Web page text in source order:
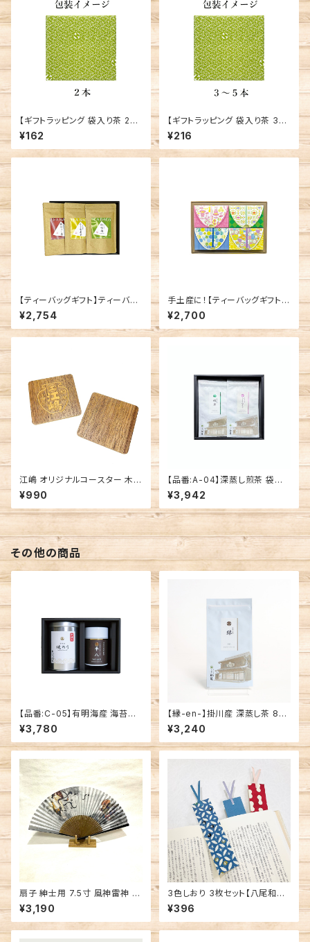
【ギフトラッピング 袋入り茶 2本
用（横並び）】※箱入りギフトの
場合は不要※
¥162
【ギフトラッピング 袋入り茶 3～
5本用】※箱入りギフトの場合は
不要※
¥216
【ティーバッグギフト】ティーバッ
グ 3種セット
¥2,754
手土産に！【ティーバッグギフト】
いろ色小箱 4種セット
¥2,700
江嶋 オリジナルコースター 木工
品
¥990
【品番:A-04】深蒸し煎茶 袋入
「緑翠･さえみどり」箱入りギフト
¥3,942
その他の商品
【品番:C-05】有明海産 海苔
(小) 1缶・深蒸し煎茶 「平八」 1
缶セット
¥3,780
【縁-en-】掛川産 深蒸し茶 80
g袋入
¥3,240
扇子 紳士用 7.5寸 風神雷神 煮
スス
¥3,190
3色しおり 3枚セット【八尾和紙】
桂樹舎
¥396